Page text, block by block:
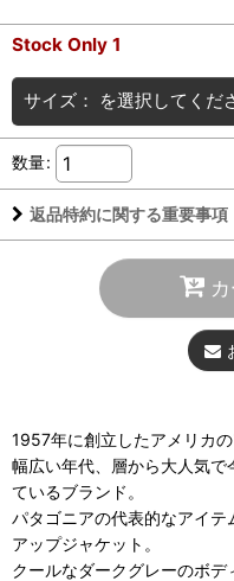
Stock Only 1
サイズ： を選択してくだ
数量:
返品特約に関する重要事項
1957年に創立したアメリカの
幅広い年代、層から大人気
ているブランド。
パタゴニアの代表的なアイ
アップジャケット。
クールなダークグレーのボ